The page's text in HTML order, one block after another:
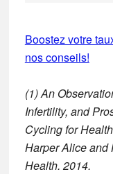
Boostez votre
nos conseils!
(1) An
Infertility, and
Cycling for
Harper Alice and
Health. 2014.